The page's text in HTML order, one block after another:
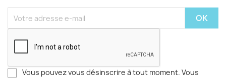
Vous pouvez vous désinscrire à tout moment. Vous